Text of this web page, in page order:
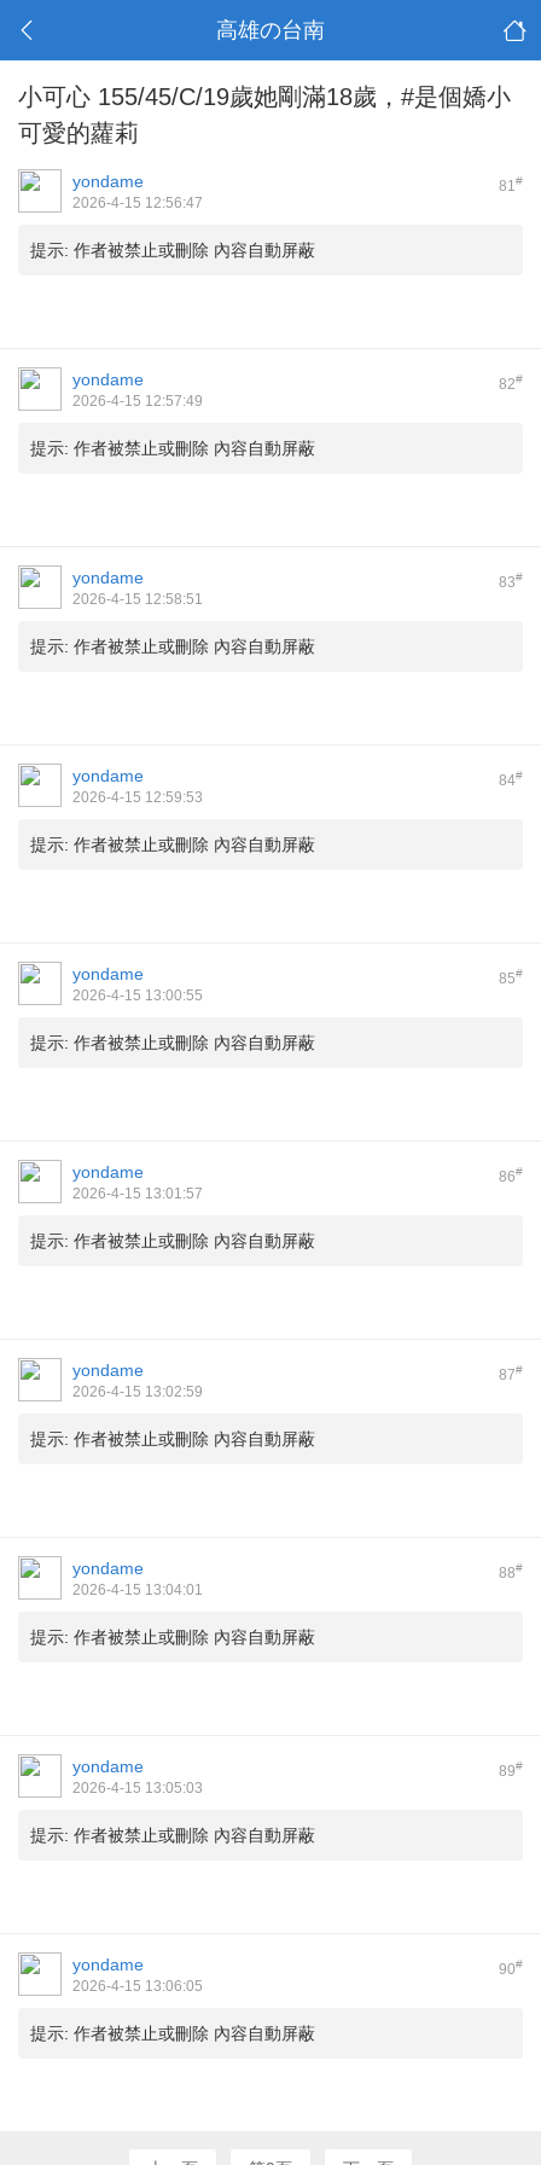
高雄の台南
小可心 155/45/C/19歲她剛滿18歲，#是個嬌小
可愛的蘿莉
81#
yondame
2026-4-15 12:56:47
提示: 作者被禁止或刪除 內容自動屏蔽
82#
yondame
2026-4-15 12:57:49
提示: 作者被禁止或刪除 內容自動屏蔽
83#
yondame
2026-4-15 12:58:51
提示: 作者被禁止或刪除 內容自動屏蔽
84#
yondame
2026-4-15 12:59:53
提示: 作者被禁止或刪除 內容自動屏蔽
85#
yondame
2026-4-15 13:00:55
提示: 作者被禁止或刪除 內容自動屏蔽
86#
yondame
2026-4-15 13:01:57
提示: 作者被禁止或刪除 內容自動屏蔽
87#
yondame
2026-4-15 13:02:59
提示: 作者被禁止或刪除 內容自動屏蔽
88#
yondame
2026-4-15 13:04:01
提示: 作者被禁止或刪除 內容自動屏蔽
89#
yondame
2026-4-15 13:05:03
提示: 作者被禁止或刪除 內容自動屏蔽
90#
yondame
2026-4-15 13:06:05
提示: 作者被禁止或刪除 內容自動屏蔽